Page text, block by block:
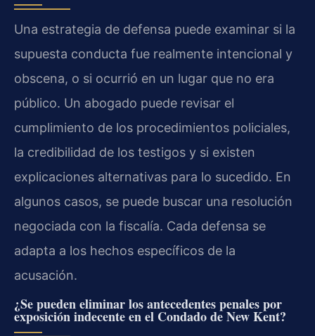
Una estrategia de defensa puede examinar si la
supuesta conducta fue realmente intencional y
obscena, o si ocurrió en un lugar que no era
público. Un abogado puede revisar el
cumplimiento de los procedimientos policiales,
la credibilidad de los testigos y si existen
explicaciones alternativas para lo sucedido. En
algunos casos, se puede buscar una resolución
negociada con la fiscalía. Cada defensa se
adapta a los hechos específicos de la
acusación.
¿Se pueden eliminar los antecedentes penales por
exposición indecente en el Condado de New Kent?